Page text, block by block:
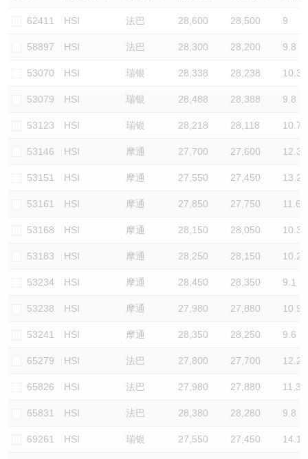
62411 HSI 法巴 28,600 28,500 9
58897 HSI 法巴 28,300 28,200 9.8
53070 HSI 瑞银 28,338 28,238 10.3
53079 HSI 瑞银 28,488 28,388 9.8
53123 HSI 瑞银 28,218 28,118 10.7
53146 HSI 摩通 27,700 27,600 12.3
53151 HSI 摩通 27,550 27,450 13.2
53161 HSI 摩通 27,850 27,750 11.6
53168 HSI 摩通 28,150 28,050 10.3
53183 HSI 摩通 28,250 28,150 10.2
53234 HSI 摩通 28,450 28,350 9.1
53238 HSI 摩通 27,980 27,880 10.9
53241 HSI 摩通 28,350 28,250 9.6
65279 HSI 法巴 27,800 27,700 12.2
65826 HSI 法巴 27,980 27,880 11.3
65831 HSI 法巴 28,380 28,280 9.8
69261 HSI 瑞银 27,550 27,450 14.1
认股证/牛熊证日志
认股证文件及公告
牛熊证到期结算价查找
牛熊证分析仪
牛熊证文件及公告
牛熊证文件及公告 (瑞信)
中资ETFs溢价比较
AH 股价对照
ADR
收市竞价变化